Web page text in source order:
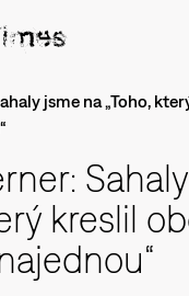
kreslil